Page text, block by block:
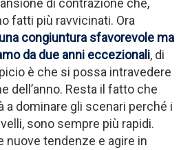
di contrazione che,
fatti più ravvicinati. Ora
congiuntura sfavorevole ma
da due anni eccezionali, di
è che si possa intravedere
dell’anno. Resta il fatto che
a dominare gli scenari perché i
sono sempre più rapidi.
nuove tendenze e agire in